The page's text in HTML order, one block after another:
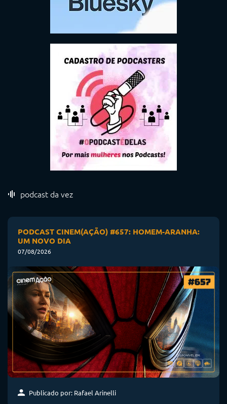
podcast da vez
PODCAST CINEM(AÇÃO) #657: HOMEM-ARANHA:
UM NOVO DIA
07/08/2026
Publicado por: Rafael Arinelli